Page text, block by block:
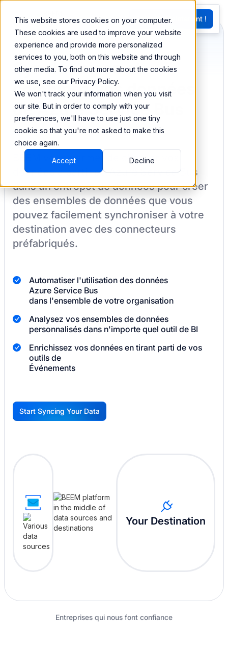
This website stores cookies on your computer.
These cookies are used to improve your website
experience and provide more personalized
services to you, both on this website and through
other media. To find out more about the cookies
we use, see our Privacy Policy.
We won't track your information when you visit
our site. But in order to comply with your
preferences, we'll have to use just one tiny
cookie so that you're not asked to make this
choice again.
Accept Decline
EN
G
Essayez Maintenant !
Synchronisez et
combinez vos données
de Azure Service Bus
BEEM vous permet de charger vos
données à partir deAzure Service Bus
dans un entrepôt de données pour créer
des ensembles de données que vous
pouvez facilement synchroniser à votre
destination avec des connecteurs
préfabriqués.
Automatiser l'utilisation des données
Azure Service Bus
dans l'ensemble de votre organisation
Analysez vos ensembles de données
personnalisés dans n'importe quel outil de BI
Enrichissez vos données en tirant parti de vos
outils de
Événements
G
Start Syncing Your Data
Your Destination
Entreprises qui nous font confiance